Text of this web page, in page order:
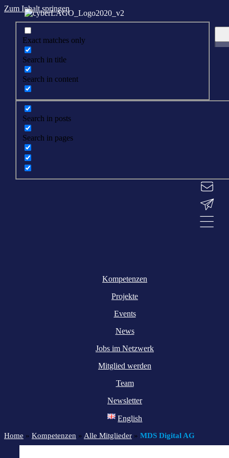
Zum Inhalt springen
Exact matches only
Search in title
Search in content
Search in posts
Search in pages
Kompetenzen
Projekte
Events
News
Jobs im Netzwerk
Mitglied werden
Team
Newsletter
English
Home » Kompetenzen » Alle Mitglieder » MDS Digital AG